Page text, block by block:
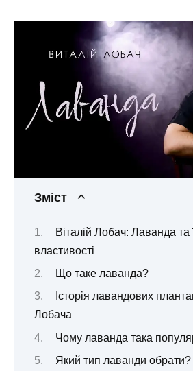
Зміст
Віталій Лобач: Лаванда та
властивості
Що таке лаванда?
Історія лавандових
Лобача
Чому лаванда така
Який тип лаванди обрати?